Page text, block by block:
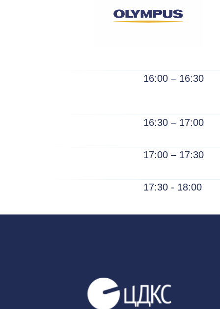
16:00 – 16:30
16:30 – 17:00
17:00 – 17:30
17:30 - 18:00